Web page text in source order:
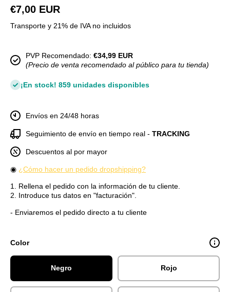
€7,00 EUR
Transporte y 21% de IVA no incluidos
PVP Recomendado: €34,99 EUR
(Precio de venta recomendado al público para tu tienda)
¡En stock! 859 unidades disponibles
Envíos en 24/48 horas
Seguimiento de envío en tiempo real - TRACKING
Descuentos al por mayor
◉ ¿Cómo hacer un pedido dropshipping?
1. Rellena el pedido con la información de tu cliente.
2. Introduce tus datos en "facturación".
- Enviaremos el pedido directo a tu cliente
Color
Negro Rojo